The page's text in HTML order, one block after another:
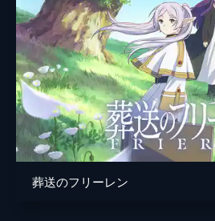
葬送のフリーレン